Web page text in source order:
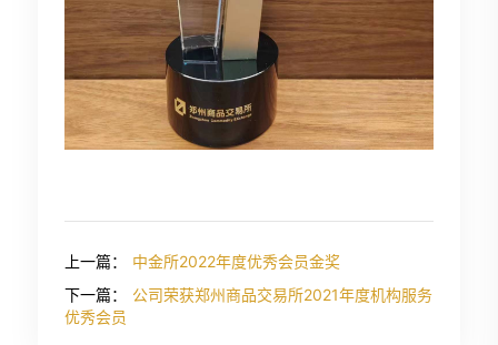
上一篇：
中金所2022年度优秀会员金奖
下一篇：
公司荣获郑州商品交易所2021年度机构服务
优秀会员